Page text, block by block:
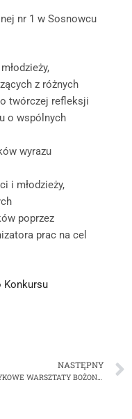
nr 1 w Sosnowcu
z różnych
twórczej refleksji
o wspólnych
wyrazu
i młodzieży,
poprzez
prac na cel
Konkursu
NASTĘPNY
JĘZYKOWE WARSZTATY BOŻONARODZENIOWE